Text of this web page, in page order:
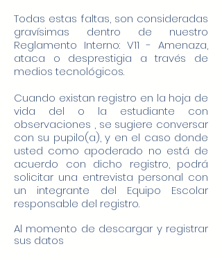
Todas estas faltas, son consideradas
gravísimas dentro de nuestro
Reglamento Interno: V11 - Amenaza,
ataca o desprestigia a través de
medios tecnológicos.
Cuando existan registro en la hoja de
vida del o la estudiante con
observaciones , se sugiere conversar
con su pupilo(a), y en el caso donde
usted como apoderado no está de
acuerdo con dicho registro, podrá
solicitar una entrevista personal con
un integrante del Equipo Escolar
responsable del registro.
Al momento de descargar y registrar
sus datos